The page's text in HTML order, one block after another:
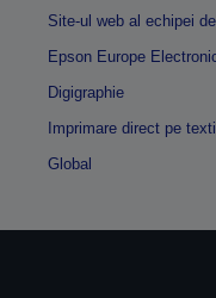
Site-ul web al echipei
Epson Europe
Digigraphie
Imprimare direct pe
Global